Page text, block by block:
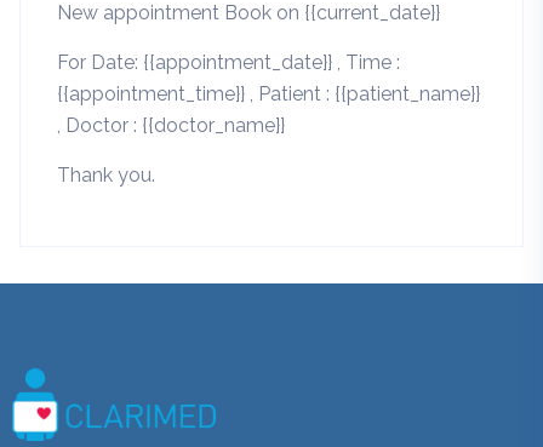
New appointment Book on {{current_date}}
For Date: {{appointment_date}} , Time :
{{appointment_time}} , Patient : {{patient_name}}
, Doctor : {{doctor_name}}
Thank you.